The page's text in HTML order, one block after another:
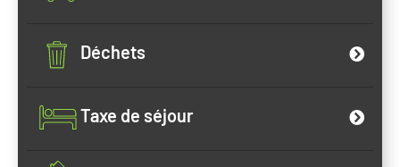
Déchets
Taxe de séjour